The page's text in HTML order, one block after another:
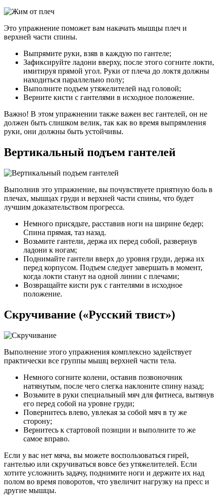
Это упражнение поможет вам накачать мышцы плеч и
верхней части спины.
Выпрямите руки, взяв в каждую по гантеле;
Зафиксируйте ладони вверху, после этого согните локти,
имитируя прямой угол. Руки от плеча до локтя должны
находиться параллельно полу;
Выполните подъем утяжелителей над головой;
Верните кисти с гантелями в исходное положение.
Важно! В этом упражнении также важен вес гантелей, он не
должен быть слишком велик, так как во время выпрямления
руки, они должны быть устойчивы.
Вертикальный подъем гантелей
Выполнив это упражнение, вы почувствуете приятную боль в
плечах, мышцах груди и верхней части спины, что будет
лучшим доказательством прогресса.
Немного присядьте, расставив ноги на ширине бедер;
Спина прямая, таз назад.
Возьмите гантели, держа их перед собой, развернув
ладони к ногам;
Поднимайте гантели вверх до уровня груди, держа их
перед корпусом. Подъем следует завершать в момент,
когда локти станут на одной линии с плечами;
Возвращайте кисти рук с гантелями в исходное
положение.
Скручивание («Русский твист»)
Выполнение этого упражнения комплексно задействует
практически все группы мышц верхней части тела.
Немного согните колени, оставив позвоночник
натянутым, после чего слегка наклоните спину назад;
Возьмите в руки специальный мяч для фитнеса, вытянув
его перед собой на уровне груди;
Повернитесь влево, увлекая за собой мяч в ту же
сторону;
Вернитесь к стартовой позиции и выполните то же
самое вправо.
Если у вас нет мяча, вы можете воспользоваться гирей,
гантелью или скручиваться вовсе без утяжелителей. Если
хотите усложнить задачу, поднимите ноги и держите их над
полом во время поворотов, что увеличит нагрузку на пресс и
другие мышцы.